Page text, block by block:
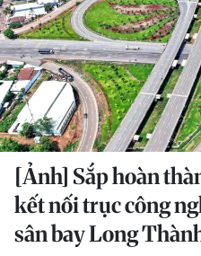
Y TẾ
KHOA HỌC - CÔNG NGHỆ
MÔI TRƯỜNG
BẠN ĐỌC
KIỂM CHỨNG THÔNG TIN
TRI THỨC CHUYÊN SÂU
[Ảnh] Sắp hoàn
kết nối trục công
sân bay Long